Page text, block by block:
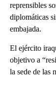
reprensibles
diplomáticas
embajada.
El ejército
objetivo a
la sede de las